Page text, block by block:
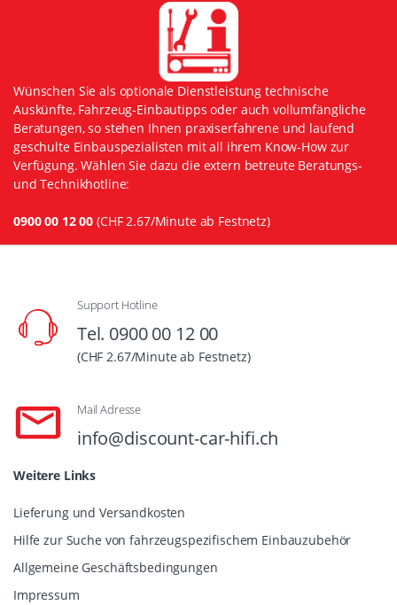
Wünschen Sie als optionale Dienstleistung technische
Auskünfte, Fahrzeug-Einbautipps oder auch vollumfängliche
Beratungen, so stehen Ihnen praxiserfahrene und laufend
geschulte Einbauspezialisten mit all ihrem Know-How zur
Verfügung. Wählen Sie dazu die extern betreute Beratungs-
und Technikhotline:
0900 00 12 00 (CHF 2.67/Minute ab Festnetz)
Support Hotline
Tel. 0900 00 12 00
(CHF 2.67/Minute ab Festnetz)
Mail Adresse
info@discount-car-hifi.ch
Weitere Links
Lieferung und Versandkosten
Hilfe zur Suche von fahrzeugspezifischem Einbauzubehör
Allgemeine Geschäftsbedingungen
Impressum